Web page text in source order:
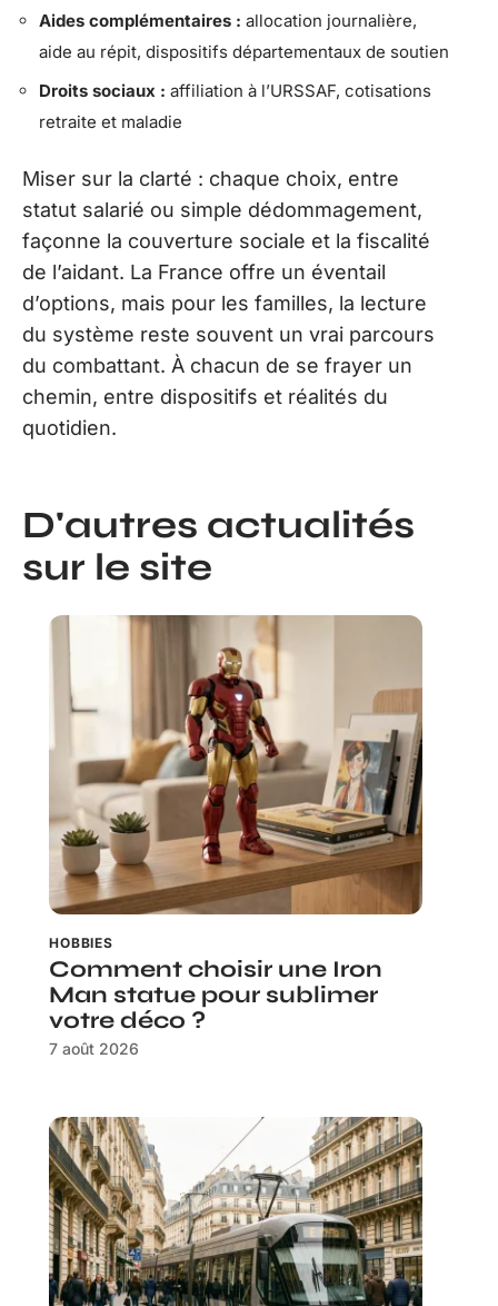
Aides complémentaires : allocation journalière,
aide au répit, dispositifs départementaux de soutien
Droits sociaux : affiliation à l’URSSAF, cotisations
retraite et maladie
Miser sur la clarté : chaque choix, entre
statut salarié ou simple dédommagement,
façonne la couverture sociale et la fiscalité
de l’aidant. La France offre un éventail
d’options, mais pour les familles, la lecture
du système reste souvent un vrai parcours
du combattant. À chacun de se frayer un
chemin, entre dispositifs et réalités du
quotidien.
D'autres actualités
sur le site
HOBBIES
Comment choisir une Iron
Man statue pour sublimer
votre déco ?
7 août 2026